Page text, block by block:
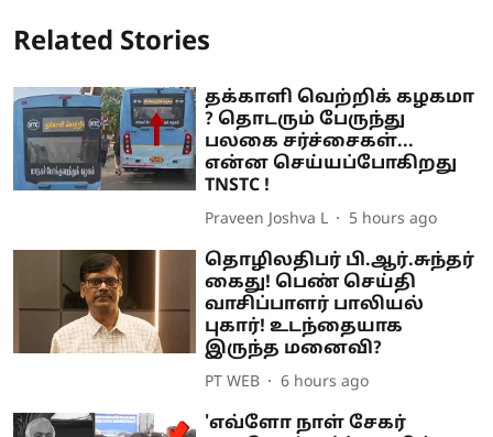
Related Stories
தக்காளி வெற்றிக் கழகமா
? தொடரும் பேருந்து
பலகை சர்ச்சைகள்...
என்ன செய்யப்போகிறது
TNSTC !
Praveen Joshva L 5 hours ago
தொழிலதிபர் பி.ஆர்.சுந்தர்
கைது! பெண் செய்தி
வாசிப்பாளர் பாலியல்
புகார்! உடந்தையாக
இருந்த மனைவி?
PT WEB 6 hours ago
'எவ்ளோ நாள் சேகர்